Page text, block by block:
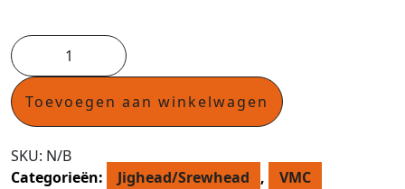
Toevoegen aan winkelwagen
SKU: N/B
Categorieën:
Jighead/Srewhead , VMC